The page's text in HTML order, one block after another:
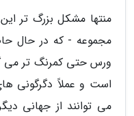
منتها مشکل بزرگ تر
مجموعه - که در حال
ورس حتی کمرنگ تر می
است و عملاً دگرگونی
می توانند از جهانی